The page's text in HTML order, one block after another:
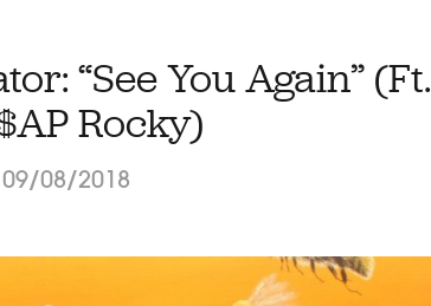
“See You Again” (Ft.
Rocky)
09/08/2018